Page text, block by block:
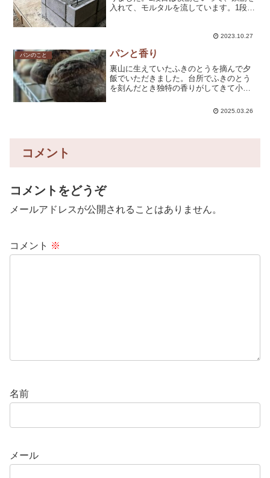
入れて、モルタルを流しています。1段目
し早くなったのは、慣れたのもあります
が「もうちょと...
2023.10.27
パンのこと パンと香り
裏山に生えていたふきのとうを摘んで夕
飯でいただきました。台所でふきのとう
を刻んだとき独特の香りがしてきて小さ
ことを思い出しました。香りと記憶って
結びつきが強いんですね。（プルースト
2025.03.26
コメント
コメントをどうぞ
メールアドレスが公開されることはありません。
コメント ※
名前
メール